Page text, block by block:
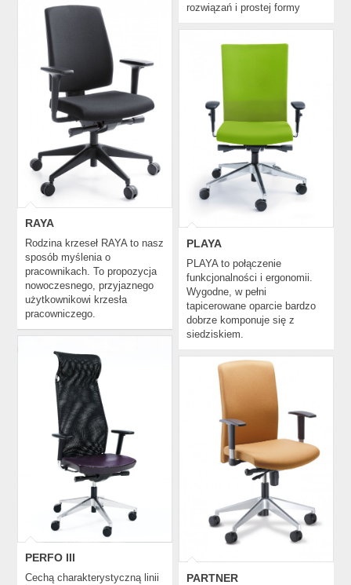
rozwiązań i prostej formy
RAYA
RAYA
Rodzina krzeseł RAYA to nasz
sposób myślenia o
pracownikach. To propozycja
nowoczesnego, przyjaznego
użytkownikowi krzesła
pracowniczego.
PLAYA
PLAYA
PLAYA to połączenie
funkcjonalności i ergonomii.
Wygodne, w pełni
tapicerowane oparcie bardzo
dobrze komponuje się z
siedziskiem.
PERFO III
PERFO III
Cechą charakterystyczną linii
PARTNER
PARTNER